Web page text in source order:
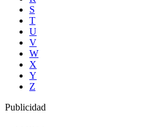
S
T
U
V
W
X
Y
Z
Publicidad